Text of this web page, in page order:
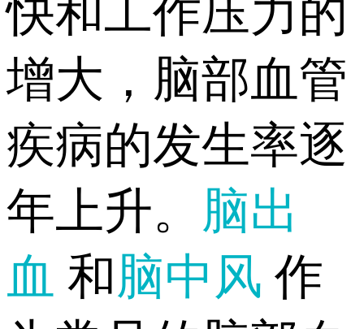
快和工作压力的
增大，脑部血管
疾病的发生率逐
年上升。 脑出
血 和脑中风 作